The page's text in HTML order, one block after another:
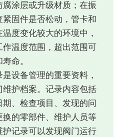
涂层或升级材质；在振
固件是否松动，管卡和
度变化较大的环境中，
温度范围，超出范围可
命。
设备管理的重要资料，
维护档案。记录内容包括
、检查项目、发现的问
换的零部件、维护人员等
护记录可以发现阀门运行